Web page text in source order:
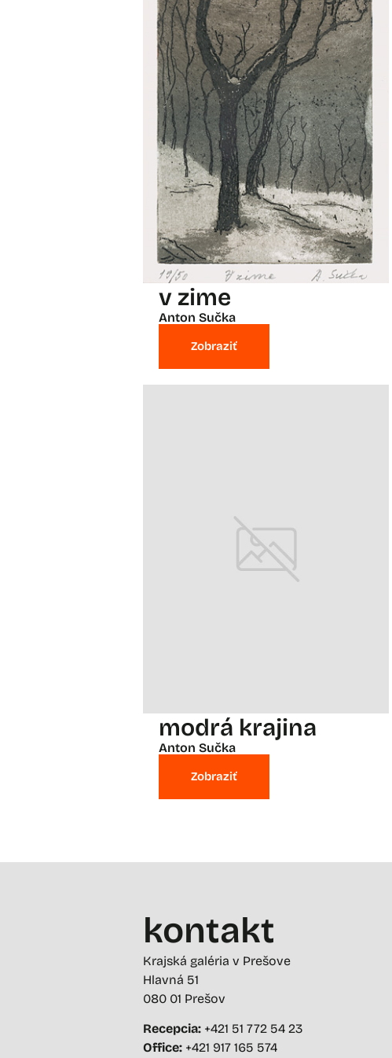
v zime
Anton Sučka
Zobraziť
modrá krajina
Anton Sučka
Zobraziť
kontakt
Krajská galéria v Prešove
Hlavná 51
080 01 Prešov
Recepcia: +421 51 772 54 23
Office: +421 917 165 574